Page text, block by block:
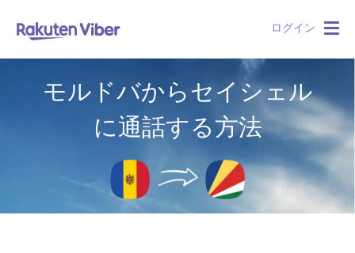
ログイン
モルドバからセイシェル
に通話する方法